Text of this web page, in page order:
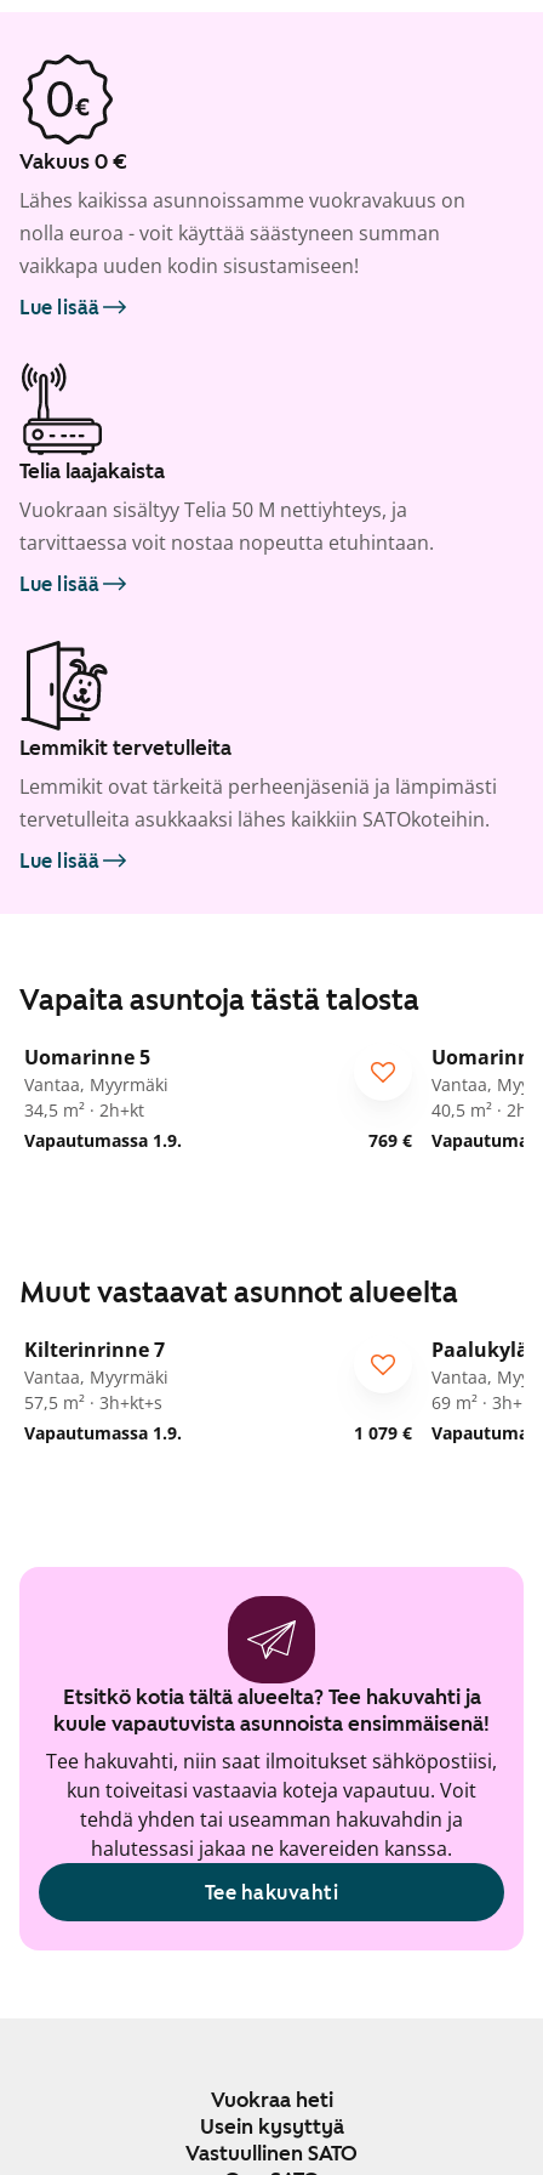
Vakuus 0 €
Lähes kaikissa asunnoissamme vuokravakuus on
nolla euroa - voit käyttää säästyneen summan
vaikkapa uuden kodin sisustamiseen!
Lue lisää
Telia laajakaista
Vuokraan sisältyy Telia 50 M nettiyhteys, ja
tarvittaessa voit nostaa nopeutta etuhintaan.
Lue lisää
Lemmikit tervetulleita
Lemmikit ovat tärkeitä perheenjäseniä ja lämpimästi
tervetulleita asukkaaksi lähes kaikkiin SATOkoteihin.
Lue lisää
Vapaita asuntoja tästä talosta
/23
Uomarinne 5
Vantaa, Myyrmäki
34,5 m² · 2h+kt
Vapautumassa 1.9.
769 €
Vantaa,
40,5 m² ·
Muut vastaavat asunnot alueelta
Kilterinrinne 7
Vantaa, Myyrmäki
57,5 m² · 3h+kt+s
Vapautumassa 1.9.
1 079 €
Vantaa,
69 m² ·
Etsitkö kotia tältä alueelta? Tee hakuvahti ja
kuule vapautuvista asunnoista ensimmäisenä!
Tee hakuvahti, niin saat ilmoitukset sähköpostiisi,
kun toiveitasi vastaavia koteja vapautuu. Voit
tehdä yhden tai useamman hakuvahdin ja
halutessasi jakaa ne kavereiden kanssa.
Tee hakuvahti
Vuokraa heti
Usein kysyttyä
Vastuullinen SATO